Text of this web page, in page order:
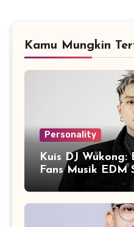
Kamu Mungkin
Personality
Kuis DJ Wukong:
Fans Musik EDM